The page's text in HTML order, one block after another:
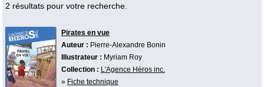
2 résultats pour votre recherche.
Pirates en vue
Auteur : Pierre-Alexandre Bonin
Illustrateur : Myriam Roy
Collection : L'Agence Héros inc.
» Fiche technique